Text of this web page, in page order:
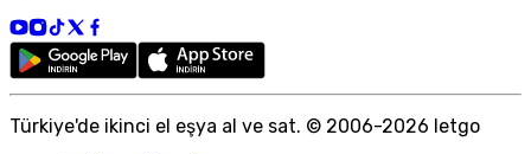
Türkiye'de ikinci el eşya al ve sat. © 2006-2026 letgo